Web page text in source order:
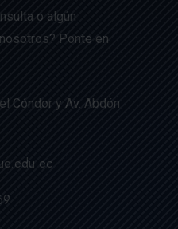
o algún
Ponte en
Cóndor y Av. Abdón